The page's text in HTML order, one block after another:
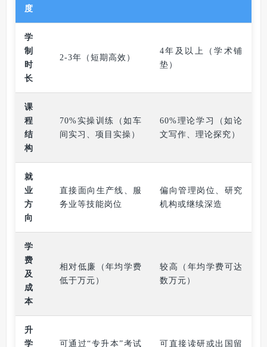
度
学
制
时
长
2-3年（短期高效）
4年及以上（学术铺
垫）
课
程
结
构
70%实操训练（如车
间实习、项目实操）
60%理论学习（如论
文写作、理论探究）
就
业
方
向
直接面向生产线、服
务业等技能岗位
偏向管理岗位、研究
机构或继续深造
学
费
及
成
本
相对低廉（年均学费
低于万元）
较高（年均学费可达
数万元）
升
学
可通过“专升本”考试 可直接读研或出国留